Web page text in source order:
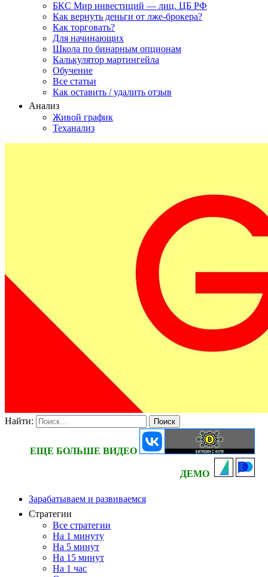
БКС Мир инвестиций — лиц. ЦБ РФ
Как вернуть деньги от лже-брокера?
Как торговать?
Для начинающих
Школа по бинарным опционам
Калькулятор мартингейла
Обучение
Все статьи
Как оставить / удалить отзыв
Анализ
Живой график
Теханализ
Найти:
ЕЩЕ БОЛЬШЕ ВИДЕО
ДЕМО
Зарабатываем и развиваемся
Стратегии
Все стратегии
На 1 минуту
На 5 минут
На 15 минут
На 1 час